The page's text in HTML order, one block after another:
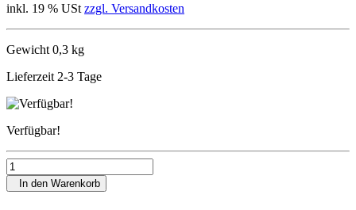
inkl. 19 % USt zzgl. Versandkosten
Gewicht 0,3 kg
Lieferzeit 2-3 Tage
Verfügbar!
In den Warenkorb